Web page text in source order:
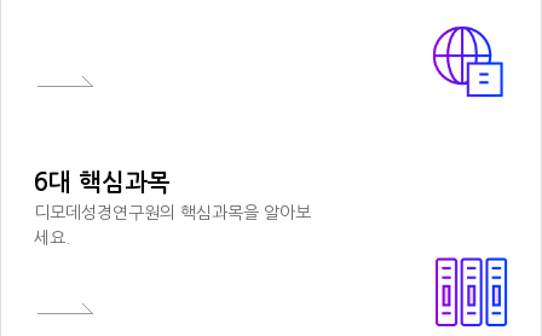
6대 핵심과목
디모데성경연구원의 핵심과목을 알아보
세요.